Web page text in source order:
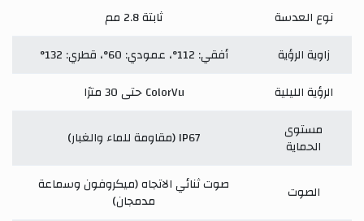
نوع العدسة
ثابتة 2.8 مم
زاوية الرؤية
أفقي: 112°، عمودي: 60°، قطري: 132°
الرؤية الليلية
ColorVu حتى 30 مترًا
مستوى
الحماية IP67 (مقاومة للماء والغبار)
الصوت صوت ثنائي الاتجاه (ميكروفون وسماعة
مدمجان)